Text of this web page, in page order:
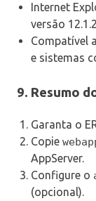
Internet
versão
Compatível
e sistemas
9. Resumo
Garanta o
Copie
AppServer.
Configure o
(opcional).